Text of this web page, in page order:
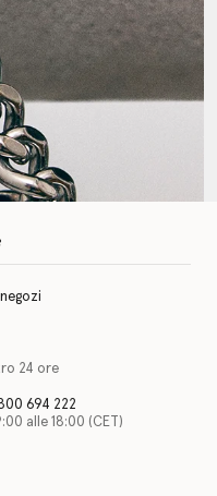
24 ore
694 222
alle 18:00 (CET)